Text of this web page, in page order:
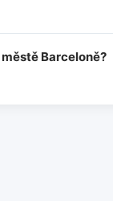
Barceloně?